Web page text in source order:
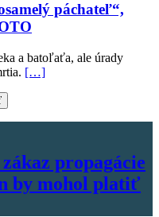
páchateľ“,
a batoľaťa, ale úrady
[…]
propagácie
by mohol platiť